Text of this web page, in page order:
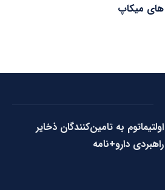
های میکاپ
اولتیماتوم به تامین‌کنندگان ذخایر
راهبردی دارو+نامه